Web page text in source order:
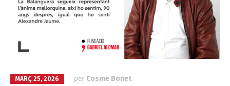
MARÇ 25, 2026 per Cosme Bonet